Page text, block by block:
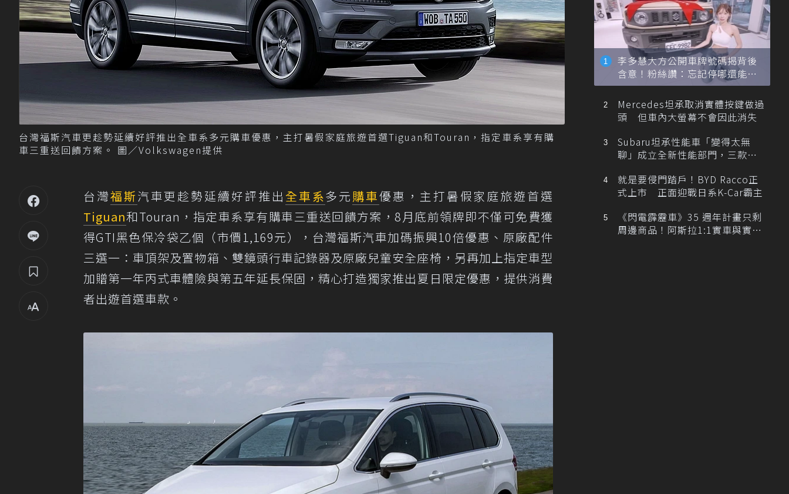
台灣福斯汽車更趁勢延續好評推出全車系多元購車優惠，主打暑假家庭旅遊首選Tiguan和Touran，指定車系享有購
車三重送回饋方案。 圖／Volkswagen提供
台灣福斯汽車更趁勢延續好評推出 全車系多元購車優惠，主打暑假家庭旅遊首選
Tiguan和Touran，指定車系享有購車三重送回饋方案，8月底前領牌即不僅可免費獲
得GTI黑色保冷袋乙個（市價1,169元），台灣福斯汽車加碼振興10倍優惠、原廠配件
三選一：車頂架及置物箱、雙鏡頭行車記錄器及原廠兒童安全座椅，另再加上指定車型
加贈第一年丙式車體險與第五年延長保固，精心打造獨家推出夏日限定優惠，提供消費
者出遊首選車款。
李多慧大方公開車牌號碼揭背後
含意！粉絲讚：忘記停哪還能幫
忙找車
Mercedes坦承取消實體按鍵做過
頭 但車內大螢幕不會因此消失
Subaru坦承性能車「變得太無
聊」成立全新性能部門，三款手
就是要侵門踏戶！BYD Racco正
式上市 正面迎戰日系K-Car霸主
《閃電霹靂車》35 週年計畫只剩
周邊商品！阿斯拉1:1實車與實體